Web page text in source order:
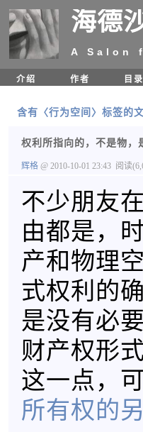
海德
A Salon
介绍 作者 目录
含有〈行为空间〉标签的文
权利所指向的，不是物，
辉格 @ 2010-10-01 23:43 阅读
不少朋友
由都是，
产和物理
式权利的
是没有必
财产权形
这一点，
所有权的